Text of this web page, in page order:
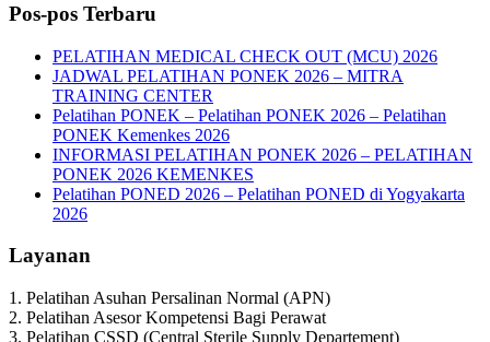
Pos-pos Terbaru
PELATIHAN MEDICAL CHECK OUT (MCU) 2026
JADWAL PELATIHAN PONEK 2026 – MITRA
TRAINING CENTER
Pelatihan PONEK – Pelatihan PONEK 2026 – Pelatihan
PONEK Kemenkes 2026
INFORMASI PELATIHAN PONEK 2026 – PELATIHAN
PONEK 2026 KEMENKES
Pelatihan PONED 2026 – Pelatihan PONED di Yogyakarta
2026
Layanan
1. Pelatihan Asuhan Persalinan Normal (APN)
2. Pelatihan Asesor Kompetensi Bagi Perawat
3. Pelatihan CSSD (Central Sterile Supply Departement)